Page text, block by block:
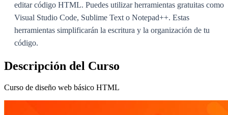
editar código HTML. Puedes utilizar herramientas gratuitas como
Visual Studio Code, Sublime Text o Notepad++. Estas
herramientas simplificarán la escritura y la organización de tu
código.
Descripción del Curso
Curso de diseño web básico HTML